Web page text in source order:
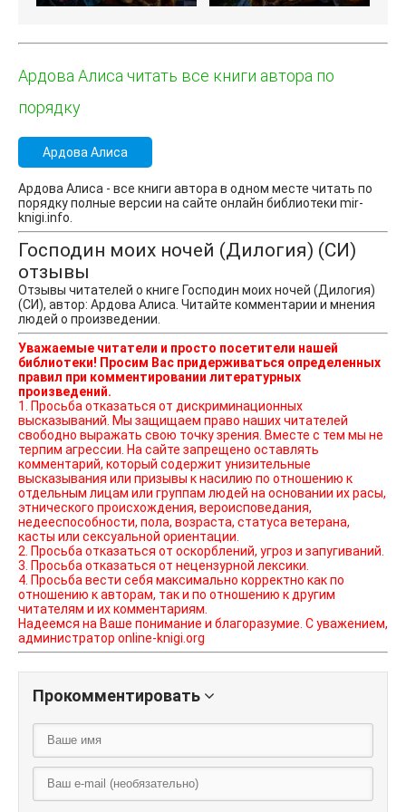
Ардова Алиса читать все книги автора по
порядку
Ардова Алиса
Ардова Алиса - все книги автора в одном месте читать по
порядку полные версии на сайте онлайн библиотеки mir-
knigi.info.
Господин моих ночей (Дилогия) (СИ)
отзывы
Отзывы читателей о книге Господин моих ночей (Дилогия)
(СИ), автор: Ардова Алиса. Читайте комментарии и мнения
людей о произведении.
Уважаемые читатели и просто посетители нашей
библиотеки! Просим Вас придерживаться определенных
правил при комментировании литературных
произведений.
1. Просьба отказаться от дискриминационных
высказываний. Мы защищаем право наших читателей
свободно выражать свою точку зрения. Вместе с тем мы не
терпим агрессии. На сайте запрещено оставлять
комментарий, который содержит унизительные
высказывания или призывы к насилию по отношению к
отдельным лицам или группам людей на основании их расы,
этнического происхождения, вероисповедания,
недееспособности, пола, возраста, статуса ветерана,
касты или сексуальной ориентации.
2. Просьба отказаться от оскорблений, угроз и запугиваний.
3. Просьба отказаться от нецензурной лексики.
4. Просьба вести себя максимально корректно как по
отношению к авторам, так и по отношению к другим
читателям и их комментариям.
Надеемся на Ваше понимание и благоразумие. С уважением,
администратор online-knigi.org
Прокомментировать